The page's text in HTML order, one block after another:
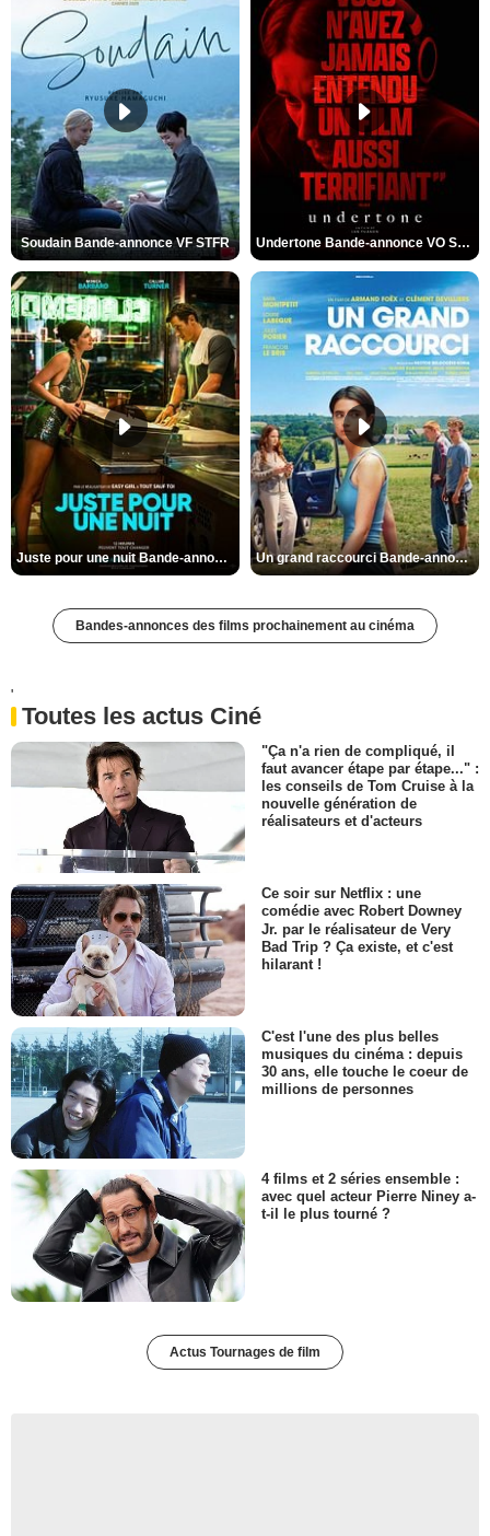
Soudain Bande-annonce VF STFR Undertone Bande-annonce VO STFR
Juste pour une nuit Bande-annonce VO STFR Un grand raccourci Bande-annonce VF
Bandes-annonces des films prochainement au cinéma
'
Toutes les actus Ciné
"Ça n'a rien de compliqué, il
faut avancer étape par étape..." :
les conseils de Tom Cruise à la
nouvelle génération de
réalisateurs et d'acteurs
Ce soir sur Netflix : une
comédie avec Robert Downey
Jr. par le réalisateur de Very
Bad Trip ? Ça existe, et c'est
hilarant !
C'est l'une des plus belles
musiques du cinéma : depuis
30 ans, elle touche le coeur de
millions de personnes
4 films et 2 séries ensemble :
avec quel acteur Pierre Niney a-
t-il le plus tourné ?
Actus Tournages de film